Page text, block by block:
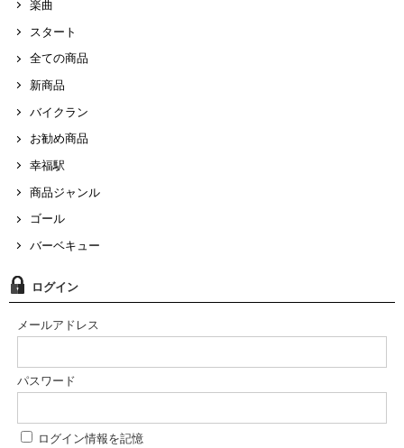
楽曲
スタート
全ての商品
新商品
バイクラン
お勧め商品
幸福駅
商品ジャンル
ゴール
バーベキュー
ログイン
メールアドレス
パスワード
ログイン情報を記憶